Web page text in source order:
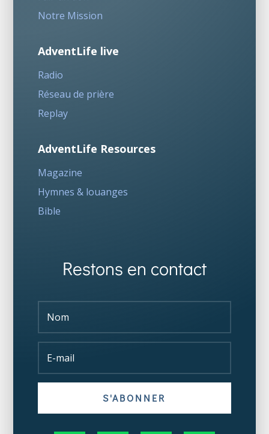
Notre Mission
AdventLife live
Radio
Réseau de prière
Replay
AdventLife Resources
Magazine
Hymnes & louanges
Bible
Restons en contact
S'ABONNER